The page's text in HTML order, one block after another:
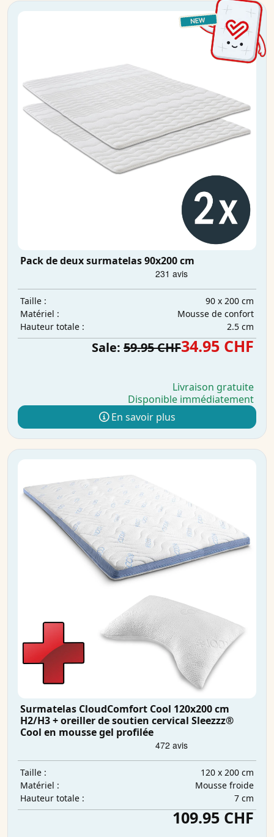
Pack de deux surmatelas 90x200 cm
Taille :
90 x 200 cm
Matériel :
Mousse de confort
Hauteur totale :
2.5 cm
Sale: 59.95 CHF34.95 CHF
Livraison gratuite
Disponible immédiatement
En savoir plus
Surmatelas CloudComfort Cool 120x200 cm
H2/H3 + oreiller de soutien cervical Sleezzz®
Cool en mousse gel profilée
Taille :
120 x 200 cm
Matériel :
Mousse froide
Hauteur totale :
7 cm
109.95 CHF